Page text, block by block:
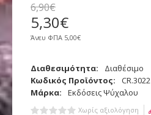
6,90€
5,30€
Άνευ ΦΠΑ 5,00€
Διαθεσιμότητα:
Διαθέσιμο
Κωδικός Προϊόντος:
CR.3022
Μάρκα:
Εκδόσεις Ψύχαλου
Χωρίς αξιολόγηση